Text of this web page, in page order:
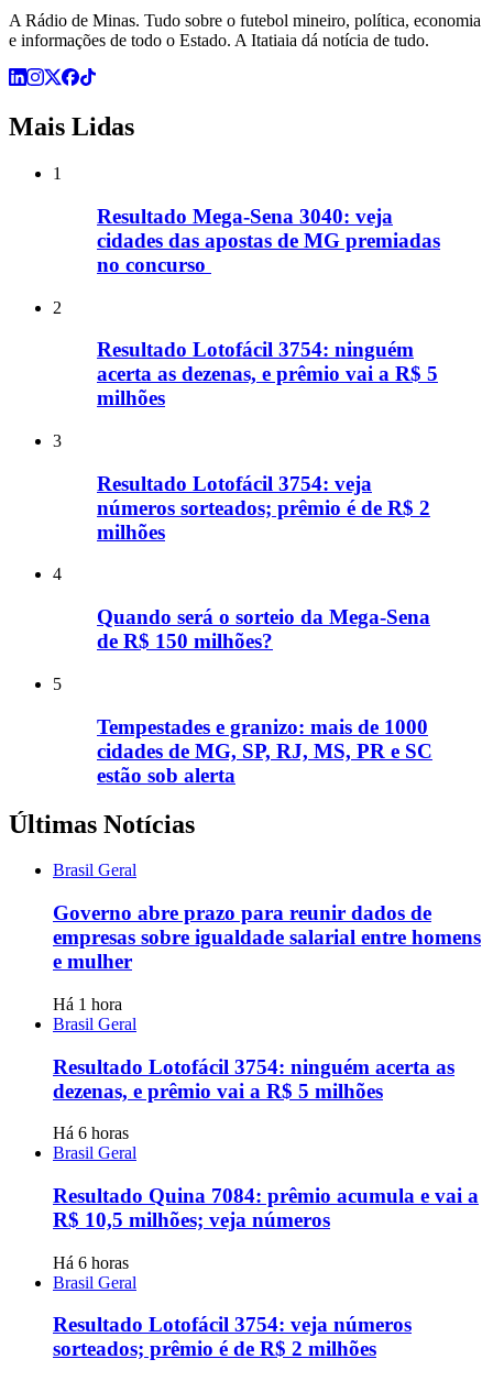
A Rádio de Minas. Tudo sobre o futebol mineiro, política, economia
e informações de todo o Estado. A Itatiaia dá notícia de tudo.
Mais Lidas
1
Resultado Mega-Sena 3040: veja
cidades das apostas de MG premiadas
no concurso
2
Resultado Lotofácil 3754: ninguém
acerta as dezenas, e prêmio vai a R$ 5
milhões
3
Resultado Lotofácil 3754: veja
números sorteados; prêmio é de R$ 2
milhões
4
Quando será o sorteio da Mega-Sena
de R$ 150 milhões?
5
Tempestades e granizo: mais de 1000
cidades de MG, SP, RJ, MS, PR e SC
estão sob alerta
Últimas Notícias
Brasil Geral
Governo abre prazo para reunir dados de
empresas sobre igualdade salarial entre homens
e mulher
Há 1 hora
Brasil Geral
Resultado Lotofácil 3754: ninguém acerta as
dezenas, e prêmio vai a R$ 5 milhões
Há 6 horas
Brasil Geral
Resultado Quina 7084: prêmio acumula e vai a
R$ 10,5 milhões; veja números
Há 6 horas
Brasil Geral
Resultado Lotofácil 3754: veja números
sorteados; prêmio é de R$ 2 milhões